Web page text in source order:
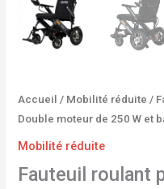
Accueil / Mobilité réduite /
Double moteur de 250 W et
Mobilité réduite
Fauteuil roulant